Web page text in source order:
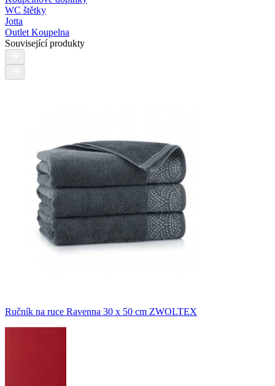
WC štětky
Jotta
Outlet Koupelna
Související produkty
Ručník na ruce Ravenna 30 x 50 cm ZWOLTEX